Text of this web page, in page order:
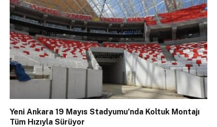
Yeni Ankara 19 Mayıs Stadyumu’nda Koltuk Montajı
Tüm Hızıyla Sürüyor